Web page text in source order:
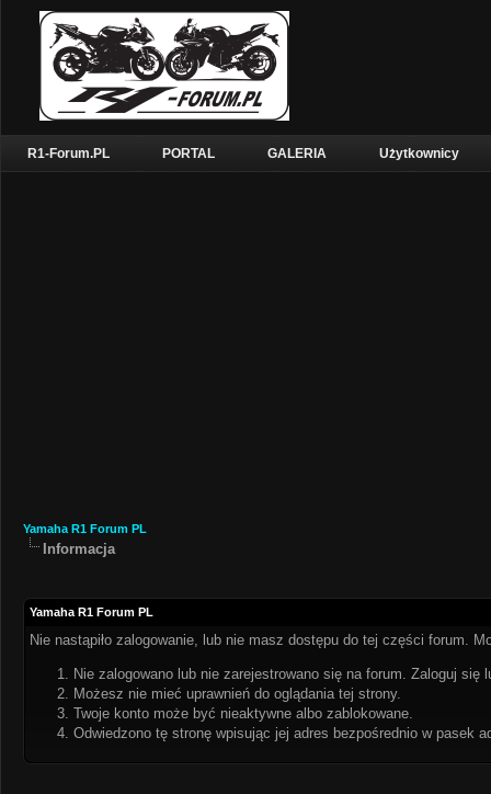
R1-Forum.PL PORTAL GALERIA Użytkownicy
Yamaha R1 Forum PL
Informacja
Yamaha R1 Forum PL
Nie nastąpiło zalogowanie, lub nie masz dostępu do tej części forum.
Nie zalogowano lub nie zarejestrowano się na forum. Zaloguj się
Możesz nie mieć uprawnień do oglądania tej strony.
Twoje konto może być nieaktywne albo zablokowane.
Odwiedzono tę stronę wpisując jej adres bezpośrednio w pasek